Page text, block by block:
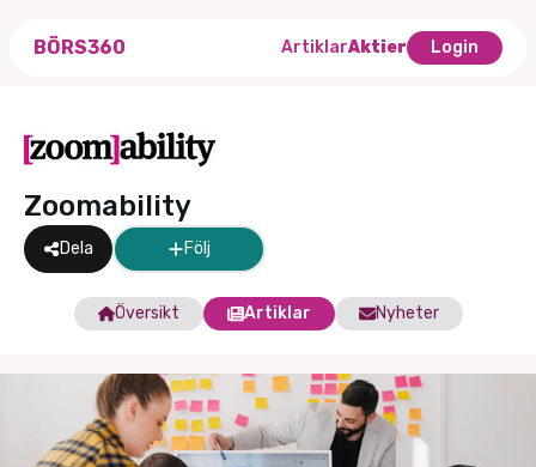
BÖRS360 ArtiklarAktier Login
Zoomability
Dela Följ
Översikt Artiklar Nyheter